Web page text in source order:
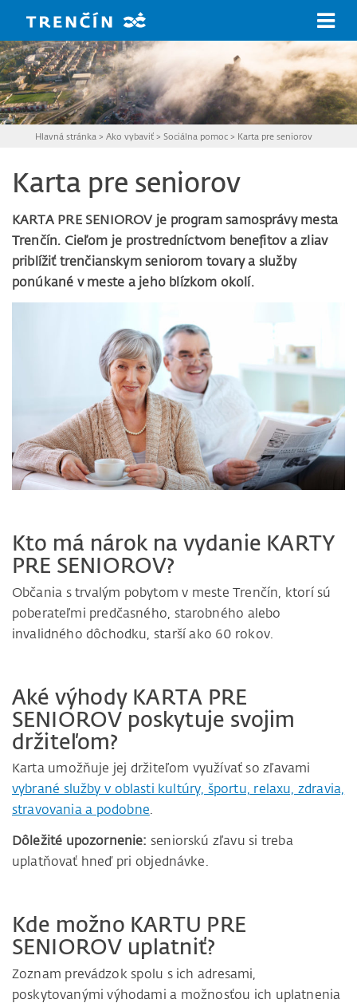
Hlavná stránka >Ako vybaviť >Sociálna pomoc > Karta pre seniorov
Karta pre seniorov
KARTA PRE SENIOROV je program samosprávy mesta
Trenčín. Cieľom je prostredníctvom benefitov a zliav
priblížiť trenčianskym seniorom tovary a služby
ponúkané v meste a jeho blízkom okolí.
Kto má nárok na vydanie KARTY
PRE SENIOROV?
Občania s trvalým pobytom v meste Trenčín, ktorí sú
poberateľmi predčasného, starobného alebo
invalidného dôchodku, starší ako 60 rokov.
Aké výhody KARTA PRE
SENIOROV poskytuje svojim
držiteľom?
Karta umožňuje jej držiteľom využívať so zľavami
vybrané služby v oblasti kultúry, športu, relaxu, zdravia,
stravovania a podobne.
Dôležité upozornenie: seniorskú zľavu si treba
uplatňovať hneď pri objednávke.
Kde možno KARTU PRE
SENIOROV uplatniť?
Zoznam prevádzok spolu s ich adresami,
poskytovanými výhodami a možnosťou ich uplatnenia